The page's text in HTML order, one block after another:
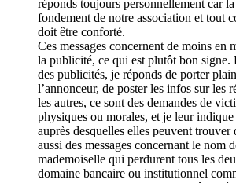
réponds toujours personnellement car
fondement de notre association et tout
doit être conforté.
Ces messages concernent de moins en
la publicité, ce qui est plutôt bon signe.
des publicités, je réponds de porter
l’annonceur, de poster les infos sur les
les autres, ce sont des demandes de
physiques ou morales, et je leur indique
auprès desquelles elles peuvent trouver
aussi des messages concernant le nom
mademoiselle qui perdurent tous les
domaine bancaire ou institutionnel